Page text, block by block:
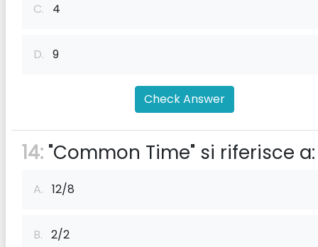
C. 4
D. 9
Check Answer
14: "Common Time" si riferisce a:
A. 12/8
B. 2/2